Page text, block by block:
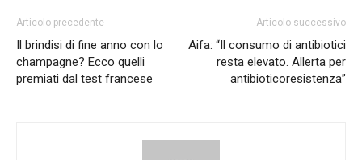
Articolo precedente
Il brindisi di fine anno con lo
champagne? Ecco quelli
premiati dal test francese
Articolo successivo
Aifa: “Il consumo di antibiotici
resta elevato. Allerta per
antibioticoresistenza”